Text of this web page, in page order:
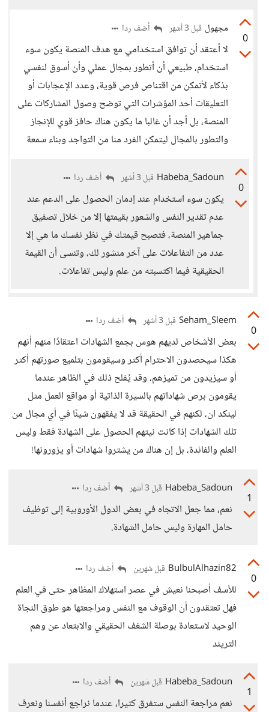
0
مجهول قبل 3 أشهر أضف ردا
لا أعتقد أن توافق استخدامي مع هدف المنصة يكون سوء
استخدام، طبيعي أن أتطور بمجال عملي وأن أسوق لنفسي
بذكاء لأتمكن من اقتناص فرص قوية، وعدد الإعجابات أو
التعليقات أحد المؤشرات التي توضح وصول المشاركات على
المنصة، بل أجد أن غالبا ما يكون هناك حافز قوي للإنجاز
والتطور بالمجال ليتمكن الفرد منا من التواجد وبناء سمعة
0
Habeba_Sadoun قبل 3 أشهر أضف ردا
يكون سوء استخدام عند إدمان الحصول على الدعم عند
عدم تقدير النفس والشعور بقيمتها إلا من خلال تصفيق
جماهير المنصة، فتصبح قيمتك في نظر نفسك ما هي إلا
عدد من التفاعلات على آخر منشور لك، وتنسى أن القيمة
الحقيقية فيما اكتسبته من علم وليس تفاعلات.
0
Seham_Sleem قبل 3 أشهر أضف ردا
بعض الأشخاص لديهم هوس بجمع الشهادات اعتقادًا منهم أنهم
هكذا سيحصدون الاحترام أكثر وسيقومون بتلميع صورتهم أكثر
أو سيزيدون من تميزهم، وقد يُفلح ذلك في الظاهر عندما
يقومون برص شهاداتهم بالسيرة الذاتية أو مواقع العمل مثل
لينكد ان، لكنهم في الحقيقة قد لا يفقهون شيئًا في أي مجال من
تلك الشهادات إذا كانت نيتهم الحصول على الشهادة فقط وليس
العلم والفائدة، بل إن هناك من يشتروا شهادات أو يزورونها!
1
Habeba_Sadoun قبل 3 أشهر أضف ردا
نعم، مما جعل الاتجاه في بعض الدول الأوروبية إلى توظيف
حامل المهارة وليس حامل الشهادة.
0
BulbulAlhazin82 قبل شهرين أضف ردا
للأسف أصبحنا نعيش في عصر استهلاك المظاهر حتى في العلم
فهل تعتقدون أن الوقوف مع النفس ومراجعتها هو طوق النجاة
الوحيد لاستعادة بوصلة الشغف الحقيقي والابتعاد عن وهم
التريند
1
Habeba_Sadoun قبل شهرين أضف ردا
نعم مراجعة النفس ستفرق كثيرا، عندما نراجع أنفسنا ونعرف